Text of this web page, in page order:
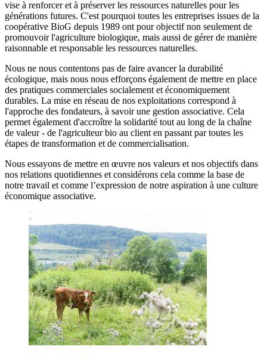
vise à renforcer et à préserver les ressources naturelles pour les
générations futures. C'est pourquoi toutes les entreprises issues de la
coopérative BioG depuis 1989 ont pour objectif non seulement de
promouvoir l'agriculture biologique, mais aussi de gérer de manière
raisonnable et responsable les ressources naturelles.
Nous ne nous contentons pas de faire avancer la durabilité
écologique, mais nous nous efforçons également de mettre en place
des pratiques commerciales socialement et économiquement
durables. La mise en réseau de nos exploitations correspond à
l'approche des fondateurs, à savoir une gestion associative. Cela
permet également d'accroître la solidarité tout au long de la chaîne
de valeur - de l'agriculteur bio au client en passant par toutes les
étapes de transformation et de commercialisation.
Nous essayons de mettre en œuvre nos valeurs et nos objectifs dans
nos relations quotidiennes et considérons cela comme la base de
notre travail et comme l’expression de notre aspiration à une culture
économique associative.